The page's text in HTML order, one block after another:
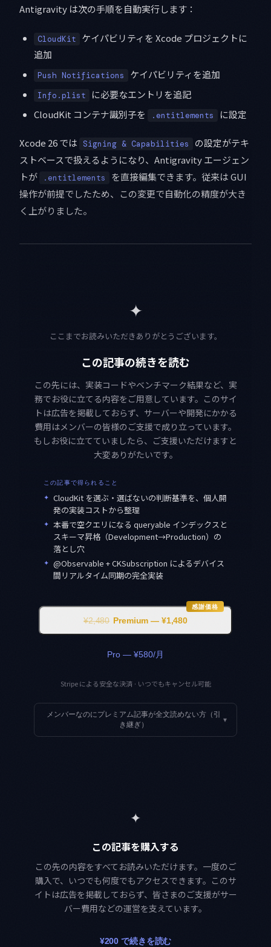
Antigravity は次の手順を自動実行します：
CloudKit
ケイパビリティを Xcode プロジェクトに
追加
Push Notifications ケイパビリティを追加
Info.plist
に必要なエントリを追記
CloudKit コンテナ識別子を
.entitlements に設定
Xcode 26 では Signing & Capabilities
の設定がテキ
ストベースで扱えるようになり、Antigravity エージェン
トが
.entitlements
を直接編集できます。従来は GUI
操作が前提でしたため、この変更で自動化の精度が大き
く上がりました。
✦
ここまでお読みいただきありがとうございます。
この記事の続きを読む
この先には、実装コードやベンチマーク結果など、実
務でお役に立てる内容をご用意しています。このサイ
トは広告を掲載しておらず、サーバーや開発にかかる
費用はメンバーの皆様のご支援で成り立っています。
もしお役に立てていましたら、ご支援いただけますと
大変ありがたいです。
この記事で得られること
✦ CloudKit を選ぶ・選ばないの判断基準を、個人開
発の実装コストから整理
✦ 本番で空クエリになる queryable インデックスと
スキーマ昇格（Development→Production）の
落とし穴
✦ @Observable + CKSubscription によるデバイス
間リアルタイム同期の完全実装
感謝価格
¥2,480 Premium — ¥1,480
Pro — ¥580/月
Stripe による安全な決済 · いつでもキャンセル可能
メンバーなのにプレミアム記事が全文読めない方（引
き継ぎ）
▾
✦
この記事を購入する
この先の内容をすべてお読みいただけます。一度のご
購入で、いつでも何度でもアクセスできます。このサ
イトは広告を掲載しておらず、皆さまのご支援がサー
バー費用などの運営を支えています。
¥200 で続きを読む